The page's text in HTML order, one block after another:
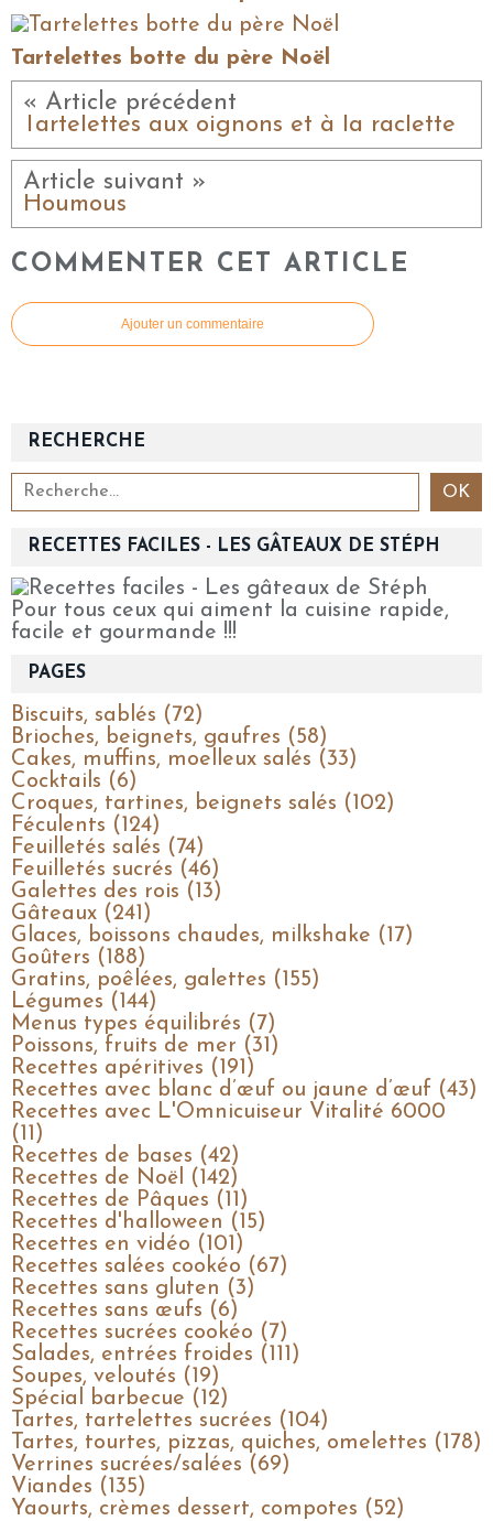
Tartelettes botte du père Noël
« Article précédent
Tartelettes aux oignons et à la raclette
Article suivant »
Houmous
COMMENTER CET ARTICLE
Ajouter un commentaire
RECHERCHE
RECETTES FACILES - LES GÂTEAUX DE STÉPH
Pour tous ceux qui aiment la cuisine rapide,
facile et gourmande !!!
PAGES
Biscuits, sablés (72)
Brioches, beignets, gaufres (58)
Cakes, muffins, moelleux salés (33)
Cocktails (6)
Croques, tartines, beignets salés (102)
Féculents (124)
Feuilletés salés (74)
Feuilletés sucrés (46)
Galettes des rois (13)
Gâteaux (241)
Glaces, boissons chaudes, milkshake (17)
Goûters (188)
Gratins, poêlées, galettes (155)
Légumes (144)
Menus types équilibrés (7)
Poissons, fruits de mer (31)
Recettes apéritives (191)
Recettes avec blanc d’œuf ou jaune d’œuf (43)
Recettes avec L'Omnicuiseur Vitalité 6000
(11)
Recettes de bases (42)
Recettes de Noël (142)
Recettes de Pâques (11)
Recettes d'halloween (15)
Recettes en vidéo (101)
Recettes salées cookéo (67)
Recettes sans gluten (3)
Recettes sans œufs (6)
Recettes sucrées cookéo (7)
Salades, entrées froides (111)
Soupes, veloutés (19)
Spécial barbecue (12)
Tartes, tartelettes sucrées (104)
Tartes, tourtes, pizzas, quiches, omelettes (178)
Verrines sucrées/salées (69)
Viandes (135)
Yaourts, crèmes dessert, compotes (52)